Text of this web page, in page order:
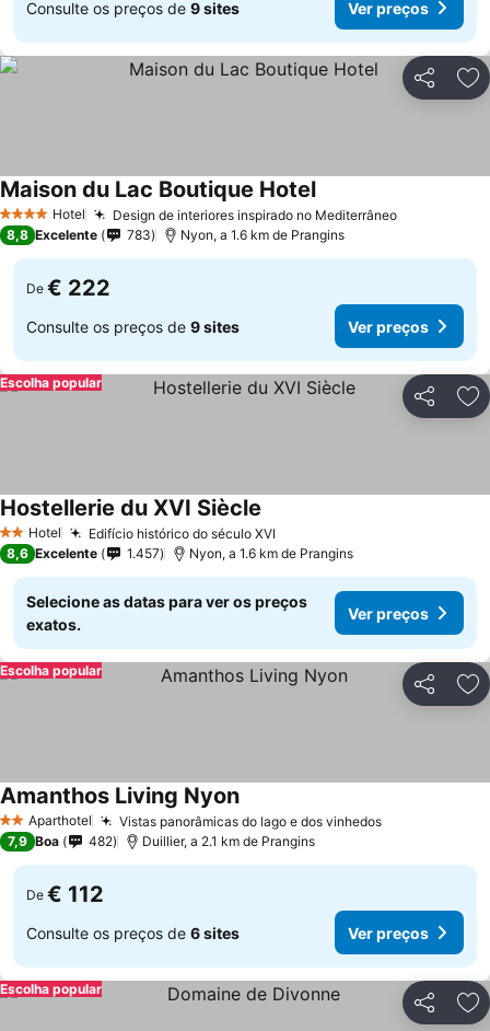
Consulte os preços de 9 sites Ver preços
Partilhar
4 EstrelasHotel Design de interiores inspirado no MediterrâneoVer preços
Maison du Lac Boutique HotelVer preços
8,8 Excelente 783 Nyon, a 1.6 km de Prangins
De € 222
Consulte os preços de 9 sites Ver preços
Partilhar
Escolha popular
2 Estrelas
Hotel Edifício histórico do século XVIVer preços
Hostellerie du XVI Siècle
8,6 Excelente 1.457 Nyon, a 1.6 km de Prangins
Selecione as datas para ver os preços
exatos.
Ver preços
Partilhar
Escolha popular
2 EstrelasAparthotel Vistas panorâmicas do lago e dos vinhedosVer preços
Amanthos Living NyonVer preços
7,9 Boa 482 Duillier, a 2.1 km de Prangins
De € 112
Consulte os preços de 6 sites Ver preços
Partilhar
Escolha popular